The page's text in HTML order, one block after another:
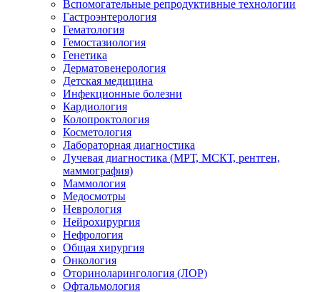
Вспомогательные репродуктивные технологии
Гастроэнтерология
Гематология
Гемостазиология
Генетика
Дерматовенерология
Детская медицина
Инфекционные болезни
Кардиология
Колопроктология
Косметология
Лабораторная диагностика
Лучевая диагностика (МРТ, МСКТ, рентген,
маммография)
Маммология
Медосмотры
Неврология
Нейрохирургия
Нефрология
Общая хирургия
Онкология
Оториноларингология (ЛОР)
Офтальмология